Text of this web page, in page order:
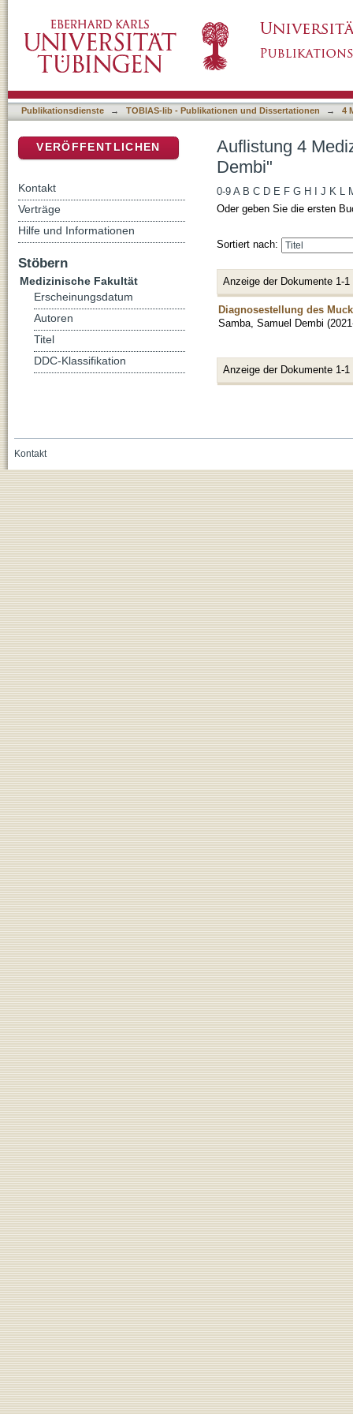
Publikationsdienste → TOBIAS-lib - Publikationen und Dissertationen → 4
Auflistung 4
Dembi"
0-9 A B C D E F G H J K L
Oder geben Sie die ersten
Sortiert nach:
Anzeige der Dokumente 1-1
Diagnosestellung des
Samba, Samuel Dembi (
Anzeige der Dokumente 1-1
VERÖFFENTLICHEN
Kontakt
Verträge
Hilfe und Informationen
Stöbern
Medizinische Fakultät
Erscheinungsdatum
Autoren
Titel
DDC-Klassifikation
Kontakt